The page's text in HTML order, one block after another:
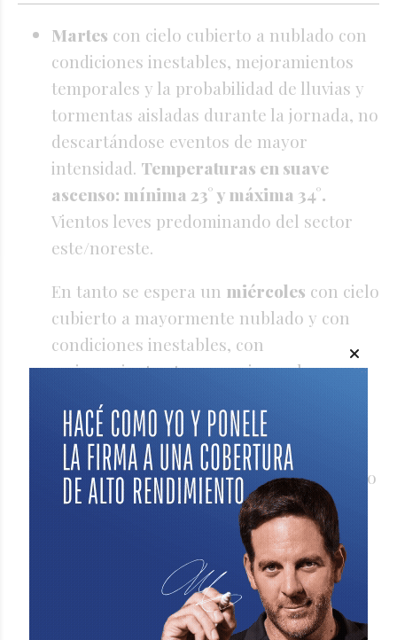
Martes con cielo cubierto a nublado con
condiciones inestables, mejoramientos
temporales y la probabilidad de lluvias y
tormentas aisladas durante la jornada, no
descartándose eventos de mayor
intensidad. Temperaturas en suave
ascenso: mínima 23° y máxima 34°.
Vientos leves predominando del sector
este/noreste.
En tanto se espera un miércoles con cielo
cubierto a mayormente nublado y con
condiciones inestables, con
mejoramientos temporarios y alguna
durante la jornada. Temperaturas con
leve ascenso: mínima 24° y máxima 34°.
Vientos leves a moderados predominando
del sector este, rotando al nor/noreste
Por último, jueves con cielo nublado a
cubierto y con condiciones inestables,
con mejoramientos temporales y